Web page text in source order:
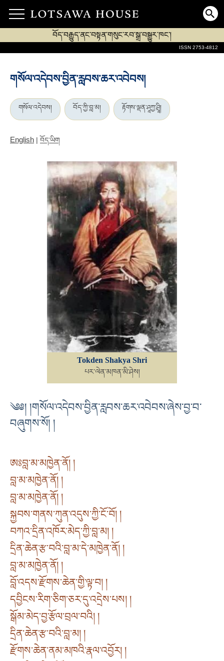
བོད་བརྒྱུད་ནང་བསྟན་གསུང་རབ་སྒྲ་བསྒྱུར་ཁང་།
ISSN 2753-4812
གསོལ་འདེབས་བྱིན་རླབས་ཆར་འབེབས།
གསོལ་འདེབས། བོད་ཀྱི་བླ་མ། རྟོགས་ལྡན་ཤཱཀྱ་ཤྲཱི།
English | བོད་ཡིག
Tokden Shakya Shri
པར་ལེན་མཁན་མི་ཤེས།
༄༅། །གསོལ་འདེབས་བྱིན་རླབས་ཆར་འབེབས་ཞེས་བྱ་བ་
བཞུགས་སོ། །
ཨཿབླ་མ་མཁྱེན་ནོ། །
བླ་མ་མཁྱེན་ནོ། །
བླ་མ་མཁྱེན་ནོ། །
སྐྱབས་གནས་ཀུན་འདུས་ཀྱི་ངོ་བོ། །
བཀའ་དྲིན་འཁོར་མེད་ཀྱི་བླ་མ། །
དྲིན་ཆེན་རྩ་བའི་བླ་མ་དེ་མཁྱེན་ནོ། །
བླ་མ་མཁྱེན་ནོ། །
བློ་འདས་རྫོགས་ཆེན་གྱི་ལྟ་བ། །
དབྱིངས་རིག་ཅིག་ཅར་དུ་འདྲེས་པས། །
སྒོམ་མེད་བྱ་རྩོལ་བྲལ་བའི། །
དྲིན་ཆེན་རྩ་བའི་བླ་མ། །
རྫོགས་ཆེན་ནམ་མཁའི་རྣལ་འབྱོར། །